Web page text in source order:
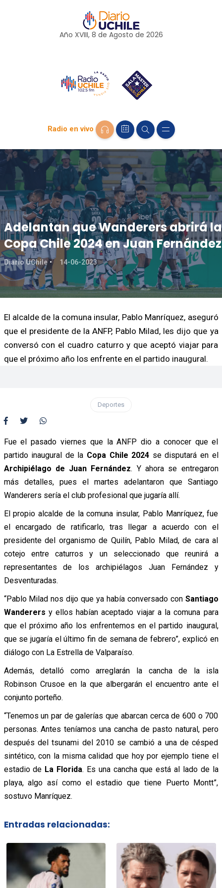
Año XVIII, 8 de Agosto de 2026
Radio en vivo
Adelantan que Wanderers abrirá la
Copa Chile 2024 en Juan Fernández
Diario UChile 14-06-2023
El alcalde de la comuna insular, Pablo Manríquez, aseguró
que el presidente de la ANFP, Pablo Milad, les dijo que ya
conversó con el cuadro caturro y que aceptó viajar para
que el próximo año los enfrente en el partido inaugural.
Deportes
Fue el pasado viernes que la ANFP dio a conocer que el
partido inaugural de la Copa Chile 2024 se disputará en el
Archipiélago de Juan Fernández. Y ahora se entregaron
más detalles, pues el martes adelantaron que Santiago
Wanderers sería el club profesional que jugaría allí.
El propio alcalde de la comuna insular, Pablo Manríquez, fue
el encargado de ratificarlo, tras llegar a acuerdo con el
presidente del organismo de Quilín, Pablo Milad, de cara al
cotejo entre caturros y un seleccionado que reunirá a
representantes de los archipiélagos Juan Fernández y
Desventuradas.
“Pablo Milad nos dijo que ya había conversado conSantiago
Wanderers y ellos habían aceptado viajar a la comuna para
que el próximo año los enfrentemos en el partido inaugural,
que se jugaría el último fin de semana de febrero”, explicó en
diálogo con La Estrella de Valparaíso.
Además, detalló como arreglarán la cancha de la isla
Robinson Crusoe en la que albergarán el encuentro ante el
conjunto porteño.
“Tenemos un par de galerías que abarcan cerca de 600 o 700
personas. Antes teníamos una cancha de pasto natural, pero
después del tsunami del 2010 se cambió a una de césped
sintético, con la misma calidad que hoy por ejemplo tiene el
estadio de La Florida. Es una cancha que está al lado de la
playa, algo así como el estadio que tiene Puerto Montt”,
sostuvo Manríquez.
Entradas relacionadas: